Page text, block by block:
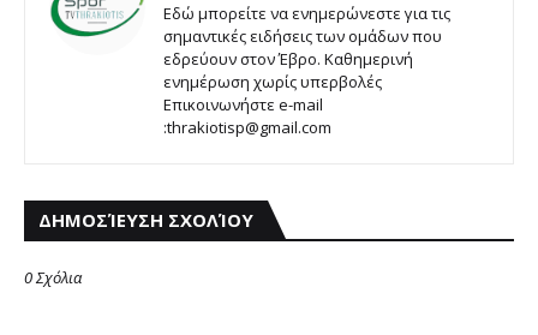
Εδώ μπορείτε να ενημερώνεστε για τις
σημαντικές ειδήσεις των ομάδων που
εδρεύουν στον Έβρο. Καθημερινή
ενημέρωση χωρίς υπερβολές
Επικοινωνήστε e-mail
:thrakiotisp@gmail.com
ΔΗΜΟΣΊΕΥΣΗ ΣΧΟΛΊΟΥ
0 Σχόλια